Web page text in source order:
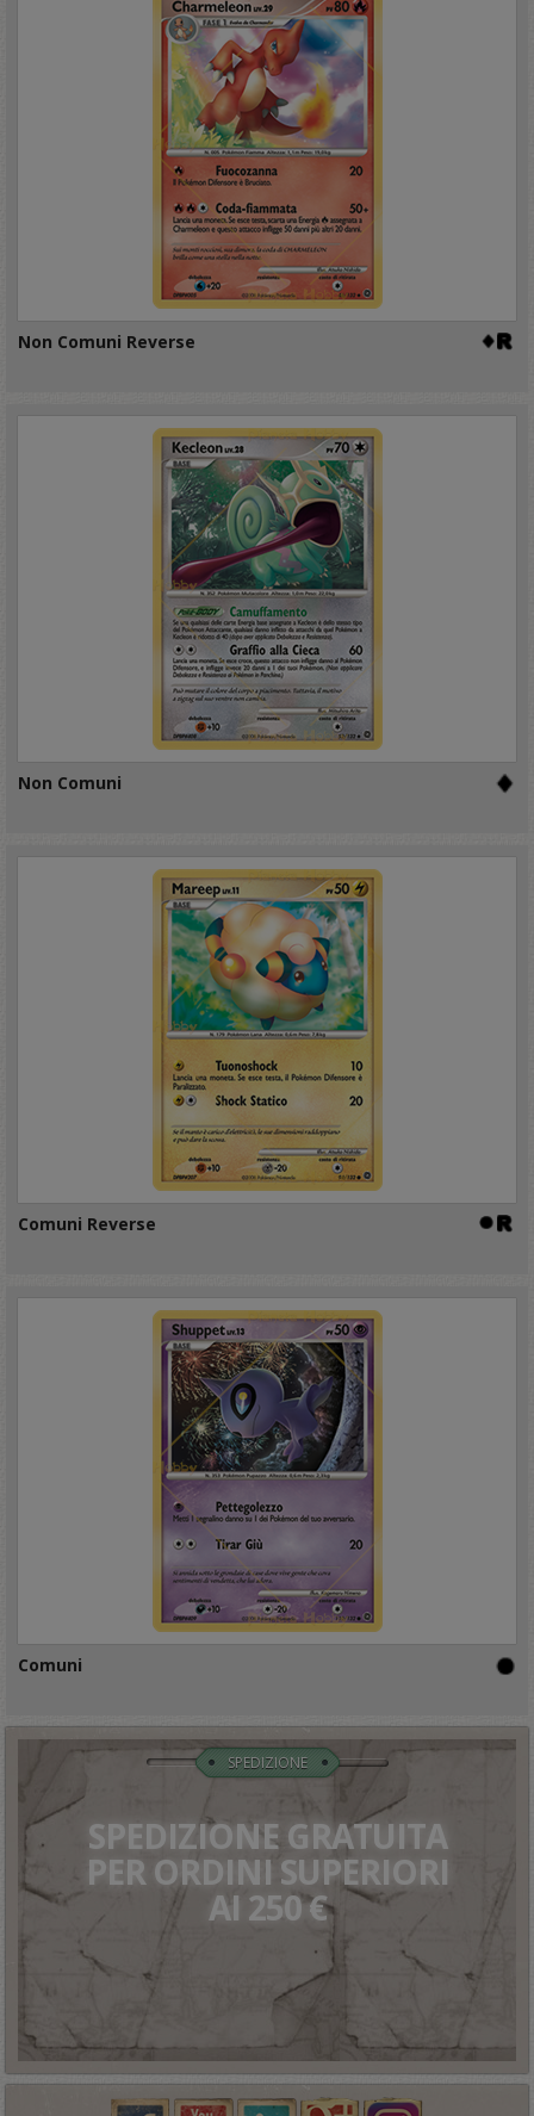
Non Comuni Reverse
Non Comuni
Comuni Reverse
Comuni
SPEDIZIONE
SPEDIZIONE GRATUITA
PER ORDINI SUPERIORI
AI 250 €